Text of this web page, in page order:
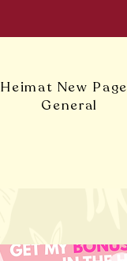
Heimat New Page
General